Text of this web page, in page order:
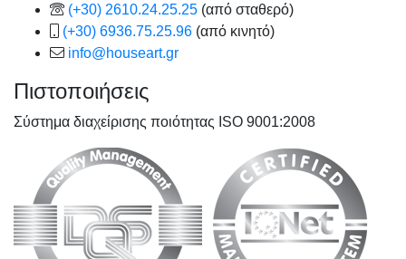
(+30) 2610.24.25.25 (από σταθερό)
(+30) 6936.75.25.96 (από κινητό)
info@houseart.gr
Πιστοποιήσεις
Σύστημα διαχείρισης ποιότητας ISO 9001:2008